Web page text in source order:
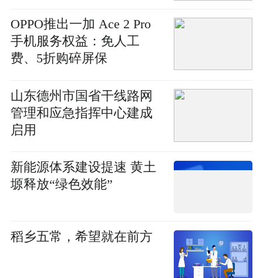
OPPO推出一加 Ace 2 Pro
手机服务权益：免人工
费、5折购碎屏保
山东德州市国省干线路网
管理和应急指挥中心建成
启用
新能源体系建设提速 黄土
塬释放“绿色效能”
稻乡五常，希望就在前方